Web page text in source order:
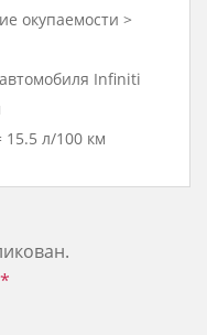
окупаемости >
Infiniti
15.5 л/100 км
*